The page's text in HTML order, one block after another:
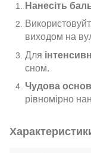
Нанесіть
виходом на
Для
сном.
Чудова
рівномірно